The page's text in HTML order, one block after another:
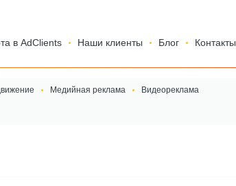
в AdClients Наши клиенты Блог Контакты
Медийная реклама Видеореклама